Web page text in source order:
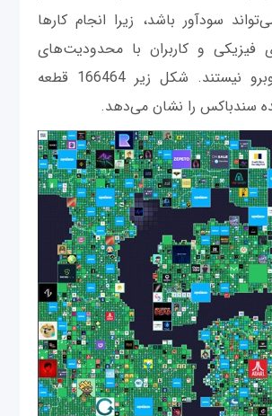
سودآور باشد، زیرا انجام کارها
فیزیکی و کاربران با محدودیت‌های
دنیای واقعی روبرو نیستند. شکل زیر 166464 قطعه
سندباکس را نشان می‌دهد.